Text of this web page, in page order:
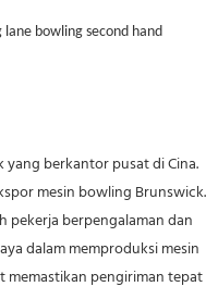
berkantor pusat di Cina.
mesin bowling Brunswick.
berpengalaman dan
dalam memproduksi mesin
memastikan pengiriman tepat